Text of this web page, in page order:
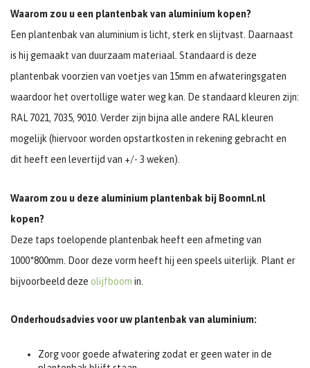
Waarom zou u een plantenbak van aluminium kopen?
Een plantenbak van aluminium is licht, sterk en slijtvast. Daarnaast
is hij gemaakt van duurzaam materiaal. Standaard is deze
plantenbak voorzien van voetjes van 15mm en afwateringsgaten
waardoor het overtollige water weg kan. De standaard kleuren zijn:
RAL 7021, 7035, 9010. Verder zijn bijna alle andere RAL kleuren
mogelijk (hiervoor worden opstartkosten in rekening gebracht en
dit heeft een levertijd van +/- 3 weken).
Waarom zou u deze aluminium plantenbak bij Boomnl.nl
kopen?
Deze taps toelopende plantenbak heeft een afmeting van
1000*800mm. Door deze vorm heeft hij een speels uiterlijk. Plant er
bijvoorbeeld deze olijfboom in.
Onderhoudsadvies voor uw plantenbak van aluminium:
Zorg voor goede afwatering zodat er geen water in de